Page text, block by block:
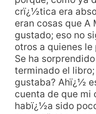
crï¿½tica era
eran cosas que
gustado; eso no
otros a quienes le
Se ha
terminado el
gustaba? Ahï¿½
cuenta de que
habï¿½a sido